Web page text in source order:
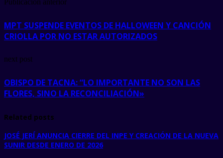
MPT SUSPENDE EVENTOS DE HALLOWEEN Y CANCIÓN
CRIOLLA POR NO ESTAR AUTORIZADOS
next post
OBISPO DE TACNA: “LO IMPORTANTE NO SON LAS
FLORES, SINO LA RECONCILIACIÓN»
Related posts
JOSÉ JERÍ ANUNCIA CIERRE DEL INPE Y CREACIÓN DE LA NUEVA
SUNIR DESDE ENERO DE 2026